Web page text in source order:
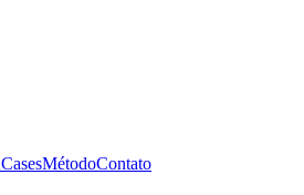
CasesMétodoContato